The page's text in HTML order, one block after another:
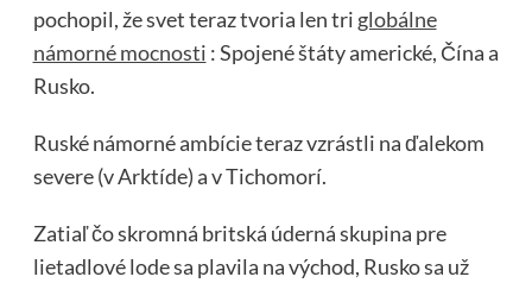
pochopil, že svet teraz tvoria len tri globálne
námorné mocnosti : Spojené štáty americké, Čína a
Rusko.
Ruské námorné ambície teraz vzrástli na ďalekom
severe (v Arktíde) a v Tichomorí.
Zatiaľ čo skromná britská úderná skupina pre
lietadlové lode sa plavila na východ, Rusko sa už